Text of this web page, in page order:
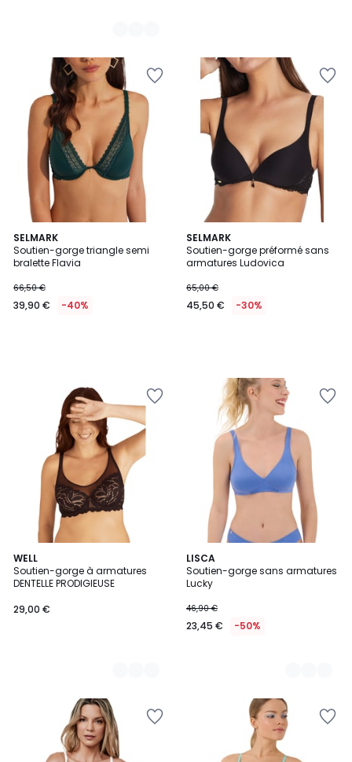
SELMARK
Soutien-gorge triangle semi
bralette Flavia
66,50 €
39,90 € -40%
SELMARK
Soutien-gorge préformé sans
armatures Ludovica
65,00 €
45,50 € -30%
WELL
Soutien-gorge à armatures
DENTELLE PRODIGIEUSE
29,00 €
2
Couleurs
LISCA
Soutien-gorge sans armatures
Lucky
46,90 €
23,45 € -50%
2
Couleurs